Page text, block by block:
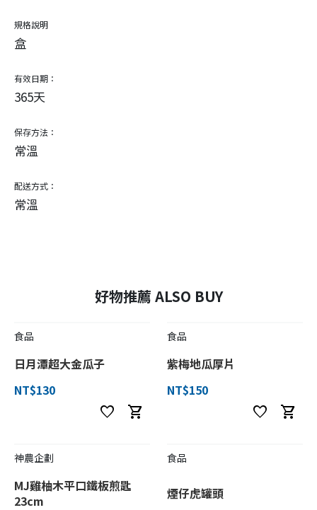
規格說明
盒
有效日期：
365天
保存方法：
常溫
配送方式：
常溫
好物推薦 ALSO BUY
食品
日月潭超大金瓜子
NT$130
favorite shopping_cart
食品
紫梅地瓜厚片
NT$150
favorite shopping_cart
神農企劃
MJ雞柚木平口鐵板煎匙
23cm
食品
煙仔虎罐頭